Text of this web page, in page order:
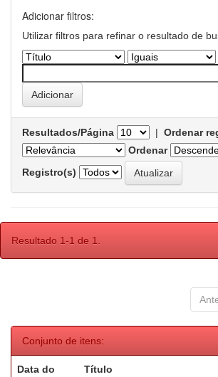
Adicionar filtros:
Utilizar filtros para refinar o resultado de
Resultados/Página | Ordenar
Ordenar
Registro(s)
Resultado 1-1 de 1.
Conjunto de itens:
Data do
Título